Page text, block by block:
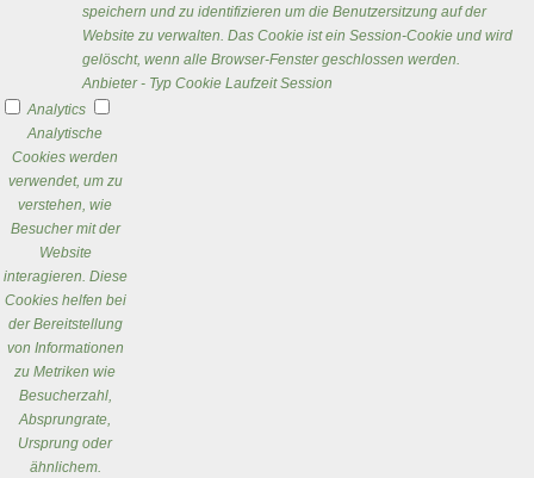
speichern und zu identifizieren um die Benutzersitzung auf der
Website zu verwalten. Das Cookie ist ein Session-Cookie und wird
gelöscht, wenn alle Browser-Fenster geschlossen werden.
Anbieter - Typ Cookie Laufzeit Session
Analytics
Analytische
Cookies werden
verwendet, um zu
verstehen, wie
Besucher mit der
Website
interagieren. Diese
Cookies helfen bei
der Bereitstellung
von Informationen
zu Metriken wie
Besucherzahl,
Absprungrate,
Ursprung oder
ähnlichem.